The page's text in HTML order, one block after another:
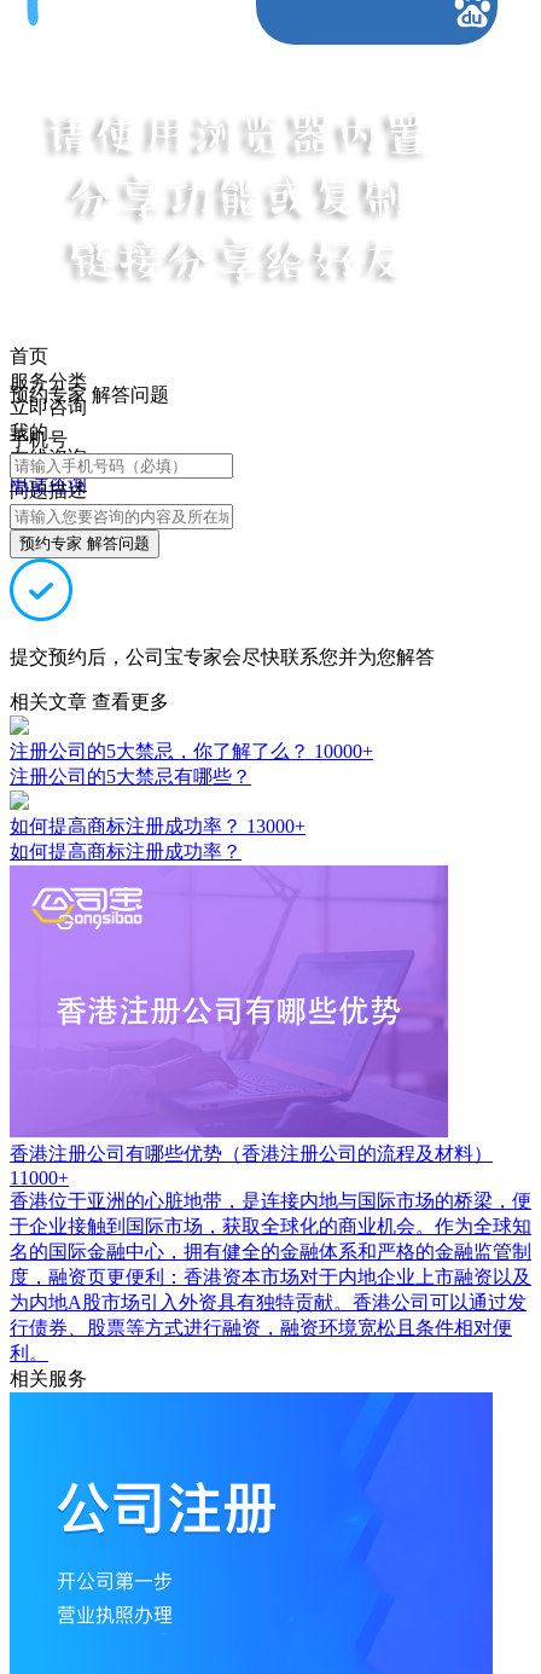
首页
服务分类
立即咨询
我的
在线咨询
电话咨询
预约专家 解答问题
手机号
问题描述
预约专家 解答问题
提交预约后，公司宝专家会尽快联系您并为您解答
相关文章 查看更多
注册公司的5大禁忌，你了解了么？ 10000+
注册公司的5大禁忌有哪些？
如何提高商标注册成功率？ 13000+
如何提高商标注册成功率？
香港注册公司有哪些优势（香港注册公司的流程及材料）
11000+
香港位于亚洲的心脏地带，是连接内地与国际市场的桥梁，便
于企业接触到国际市场，获取全球化的商业机会。作为全球知
名的国际金融中心，拥有健全的金融体系和严格的金融监管制
度，融资页更便利：香港资本市场对于内地企业上市融资以及
为内地A股市场引入外资具有独特贡献。香港公司可以通过发
行债券、股票等方式进行融资，融资环境宽松且条件相对便
利。
相关服务